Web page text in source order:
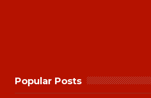
Popular Posts